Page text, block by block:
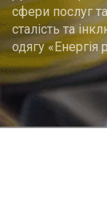
сфери послуг
сталість та
одягу «Енергія